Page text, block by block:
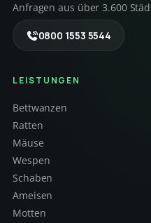
Anfragen aus über 3.600
0800 1553 5544
LEISTUNGEN
Bettwanzen
Ratten
Mäuse
Wespen
Schaben
Ameisen
Motten